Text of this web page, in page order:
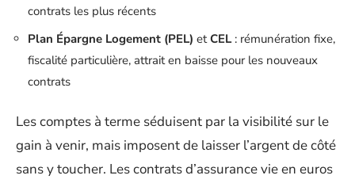
contrats les plus récents
Plan Épargne Logement (PEL) etCEL: rémunération fixe,
fiscalité particulière, attrait en baisse pour les nouveaux
contrats
Les comptes à terme séduisent par la visibilité sur le
gain à venir, mais imposent de laisser l’argent de côté
sans y toucher. Les contrats d’assurance vie en euros